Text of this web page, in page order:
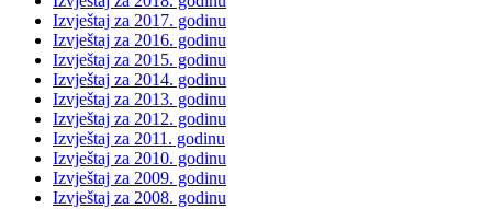
Izvještaj za 2017. godinu
Izvještaj za 2016. godinu
Izvještaj za 2015. godinu
Izvještaj za 2014. godinu
Izvještaj za 2013. godinu
Izvještaj za 2012. godinu
Izvještaj za 2011. godinu
Izvještaj za 2010. godinu
Izvještaj za 2009. godinu
Izvještaj za 2008. godinu